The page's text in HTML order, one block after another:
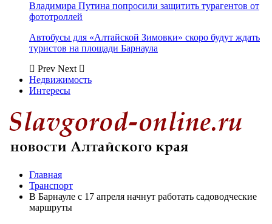
Владимира Путина попросили защитить турагентов от
фототроллей
Автобусы для «Алтайской Зимовки» скоро будут ждать
туристов на площади Барнаула
Prev Next
Недвижимость
Интересы
Главная
Транспорт
В Барнауле с 17 апреля начнут работать садоводческие
маршруты